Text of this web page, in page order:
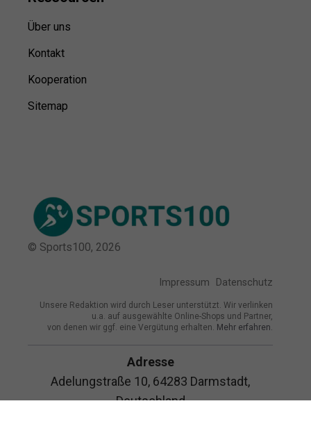
Über uns
Kontakt
Kooperation
Sitemap
© Sports100, 2026
Impressum Datenschutz
Unsere Redaktion wird durch Leser unterstützt. Wir verlinken
u.a. auf ausgewählte Online-Shops und Partner,
von denen wir ggf. eine Vergütung erhalten. Mehr erfahren.
Adresse
Adelungstraße 10, 64283 Darmstadt,
Deutschland